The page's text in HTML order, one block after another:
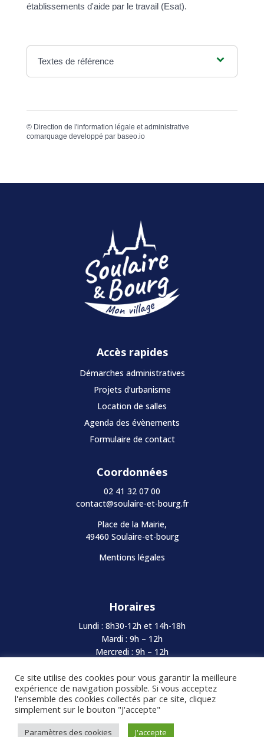
établissements d'aide par le travail (Esat).
Textes de référence
© Direction de l'information légale et administrative
comarquage developpé par baseo.io
Accès rapides
Démarches administratives
Projets d’urbanisme
Location de salles
Agenda des évènements
Formulaire de contact
Coordonnées
02 41 32 07 00
contact@soulaire-et-bourg.fr
Place de la Mairie,
49460 Soulaire-et-bourg
Mentions légales
Horaires
Lundi : 8h30-12h et 14h-18h
Mardi : 9h – 12h
Mercredi : 9h – 12h
Vendredi : 8h30-12h et 14h-17h
Samedi : Fermé
Création de site par Space Studio
Ce site utilise des cookies pour vous garantir la meilleure
expérience de navigation possible. Si vous acceptez
l'ensemble des cookies collectés par ce site, cliquez
simplement sur le bouton "J'accepte"
Paramètres des cookies J'accepte